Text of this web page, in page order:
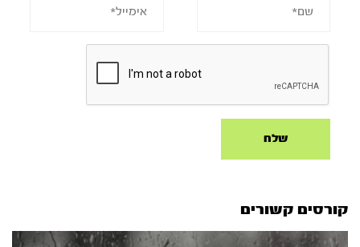
קורסים קשורים